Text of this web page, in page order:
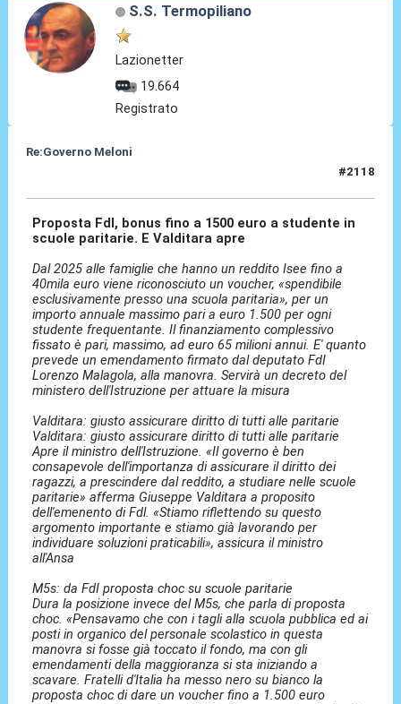
S.S. Termopiliano
Lazionetter
19.664
Registrato
Re:Governo Meloni
#2118
Proposta FdI, bonus fino a 1500 euro a studente in
scuole paritarie. E Valditara apre
Dal 2025 alle famiglie che hanno un reddito Isee fino a
40mila euro viene riconosciuto un voucher, «spendibile
esclusivamente presso una scuola paritaria», per un
importo annuale massimo pari a euro 1.500 per ogni
studente frequentante. Il finanziamento complessivo
fissato è pari, massimo, ad euro 65 milioni annui. E' quanto
prevede un emendamento firmato dal deputato FdI
Lorenzo Malagola, alla manovra. Servirà un decreto del
ministero dell'Istruzione per attuare la misura
Valditara: giusto assicurare diritto di tutti alle paritarie
Valditara: giusto assicurare diritto di tutti alle paritarie
Apre il ministro dell'Istruzione. «Il governo è ben
consapevole dell'importanza di assicurare il diritto dei
ragazzi, a prescindere dal reddito, a studiare nelle scuole
paritarie» afferma Giuseppe Valditara a proposito
dell'emenento di Fdl. «Stiamo riflettendo su questo
argomento importante e stiamo già lavorando per
individuare soluzioni praticabili», assicura il ministro
all'Ansa
M5s: da FdI proposta choc su scuole paritarie
Dura la posizione invece del M5s, che parla di proposta
choc. «Pensavamo che con i tagli alla scuola pubblica ed ai
posti in organico del personale scolastico in questa
manovra si fosse già toccato il fondo, ma con gli
emendamenti della maggioranza si sta iniziando a
scavare. Fratelli d'Italia ha messo nero su bianco la
proposta choc di dare un voucher fino a 1.500 euro